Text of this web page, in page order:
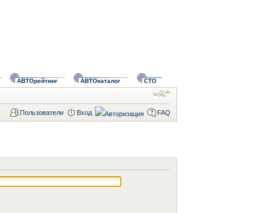
АВТОрейтинг АВТОкаталог СТО
Пользователи Вход FAQ